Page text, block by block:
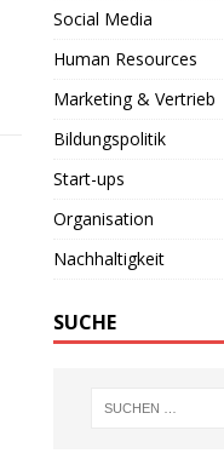
Social Media
Human Resources
Marketing & Vertrieb
Bildungspolitik
Start-ups
Organisation
Nachhaltigkeit
SUCHE